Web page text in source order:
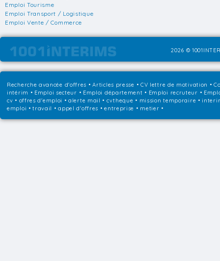
Emploi Tourisme
Emploi Transport / Logistique
Emploi Vente / Commerce
2026 ©
Recherche avancée d'offres •Articles presse • CV lettre de motivation •
intérim • Emploi secteur • Emploi département • Emploi recruteur •
cv • offres d'emploi • alerte mail • cvtheque • mission temporaire •
emploi • travail • appel d'offres • entreprise • metier •